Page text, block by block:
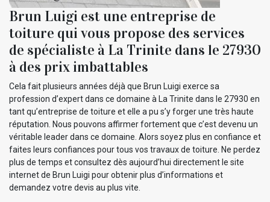
Brun Luigi est une entreprise de
toiture qui vous propose des services
de spécialiste à La Trinite dans le 27930
à des prix imbattables
Cela fait plusieurs années déjà que Brun Luigi exerce sa
profession d’expert dans ce domaine à La Trinite dans le 27930 en
tant qu’entreprise de toiture et elle a pu s’y forger une très haute
réputation. Nous pouvons affirmer fortement que c’est devenu un
véritable leader dans ce domaine. Alors soyez plus en confiance et
faites leurs confiances pour tous vos travaux de toiture. Ne perdez
plus de temps et consultez dès aujourd’hui directement le site
internet de Brun Luigi pour obtenir plus d’informations et
demandez votre devis au plus vite.